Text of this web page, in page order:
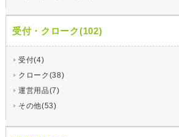
受付・クローク(102)
受付(4)
クローク(38)
運営用品(7)
その他(53)